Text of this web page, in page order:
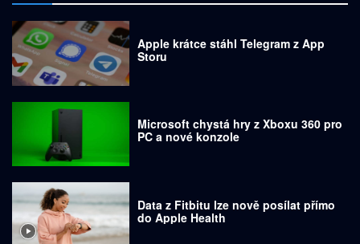
Apple krátce stáhl Telegram z App
Storu
Microsoft chystá hry z Xboxu 360 pro
PC a nové konzole
Data z Fitbitu lze nově posílat přímo
do Apple Health